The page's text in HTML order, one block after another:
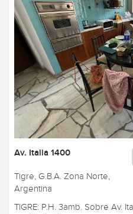
Av. Italia 1400
Tigre, G.B.A. Zona Norte,
Argentina
TIGRE: P.H. 3amb. Sobre Av.